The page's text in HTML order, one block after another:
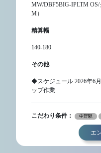
MW/DBF5BIG-IPLTM
M）
精算幅
140-180
その他
◆スケジュール 2026年6
ップ作業
こだわり条件： 中野駅
エ